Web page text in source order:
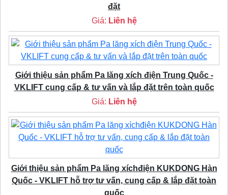
đặt
Giá: Liên hệ
Giới thiệu sản phẩm Pa lăng xích điện Trung Quốc -
VKLIFT cung cấp & tư vấn và lắp đặt trên toàn quốc
Giá: Liên hệ
Giới thiệu sản phẩm Pa lăng xíchđiện KUKDONG Hàn
Quốc - VKLIFT hỗ trợ tư vấn, cung cấp & lắp đặt toàn
quốc